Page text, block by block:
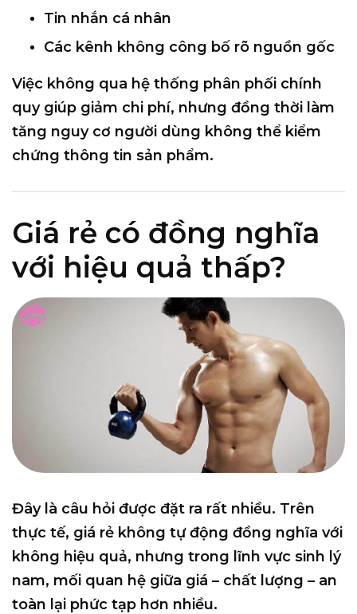
Tin nhắn cá nhân
Các kênh không công bố rõ nguồn gốc
Việc không qua hệ thống phân phối chính
quygiúp giảm chi phí, nhưng đồng thời làm
tăng nguy cơ người dùng không thể kiểm
chứng thông tin sản phẩm.
Giá rẻ có đồng nghĩa
với hiệu quả thấp?
Đây là câu hỏi được đặt ra rất nhiều. Trên
thực tế, giá rẻ không tự động đồng nghĩa với
không hiệu quả, nhưng trong lĩnh vực sinh lý
nam, mối quan hệ giữa giá – chất lượng – an
toàn lại phức tạp hơn nhiều.